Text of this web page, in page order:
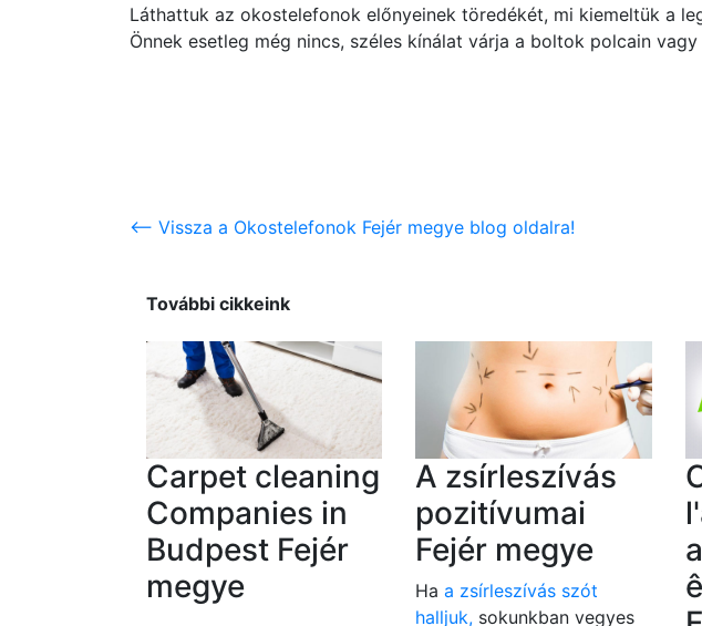
Láthattuk az okostelefonok előnyeinek töredékét, mi kiemeltük a
Önnek esetleg még nincs, széles kínálat várja a boltok polcain
<-- Vissza a Okostelefonok Fejér megye blog oldalra!
További cikkeink
Carpet cleaning
Companies in
Budpest Fejér
megye
A zsírleszívás
pozitívumai
Fejér megye
Haa zsírleszívás szót
halljuk, sokunkban vegyes